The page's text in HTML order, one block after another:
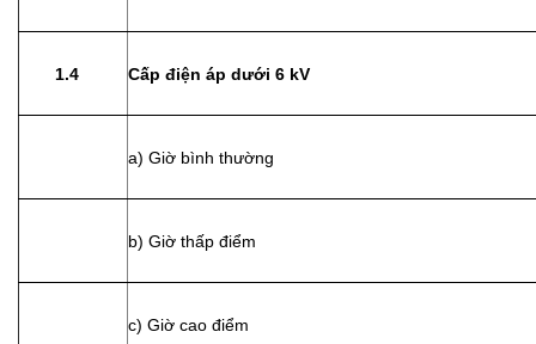
1.4 Cấp điện áp dưới 6 kV
a) Giờ bình thường
b) Giờ thấp điểm
c) Giờ cao điểm